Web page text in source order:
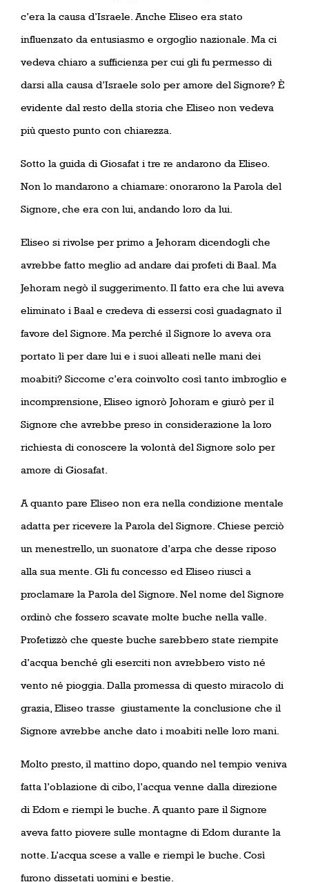
c’era la causa d’Israele. Anche Eliseo era stato
influenzato da entusiasmo e orgoglio nazionale. Ma ci
vedeva chiaro a sufficienza per cui gli fu permesso di
darsi alla causa d’Israele solo per amore del Signore? È
evidente dal resto della storia che Eliseo non vedeva
più questo punto con chiarezza.
Sotto la guida di Giosafat i tre re andarono da Eliseo.
Non lo mandarono a chiamare: onorarono la Parola del
Signore, che era con lui, andando loro da lui.
Eliseo si rivolse per primo a Jehoram dicendogli che
avrebbe fatto meglio ad andare dai profeti di Baal. Ma
Jehoram negò il suggerimento. Il fatto era che lui aveva
eliminato i Baal e credeva di essersi così guadagnato il
favore del Signore. Ma perché il Signore lo aveva ora
portato lì per dare lui e i suoi alleati nelle mani dei
moabiti? Siccome c’era coinvolto così tanto imbroglio e
incomprensione, Eliseo ignorò Johoram e giurò per il
Signore che avrebbe preso in considerazione la loro
richiesta di conoscere la volontà del Signore solo per
amore di Giosafat.
A quanto pare Eliseo non era nella condizione mentale
adatta per ricevere la Parola del Signore. Chiese perciò
un menestrello, un suonatore d’arpa che desse riposo
alla sua mente. Gli fu concesso ed Eliseo riuscì a
proclamare la Parola del Signore. Nel nome del Signore
ordinò che fossero scavate molte buche nella valle.
Profetizzò che queste buche sarebbero state riempite
d’acqua benché gli eserciti non avrebbero visto né
vento né pioggia. Dalla promessa di questo miracolo di
grazia, Eliseo trasse giustamente la conclusione che il
Signore avrebbe anche dato i moabiti nelle loro mani.
Molto presto, il mattino dopo, quando nel tempio veniva
fatta l’oblazione di cibo, l’acqua venne dalla direzione
di Edom e riempì le buche. A quanto pare il Signore
aveva fatto piovere sulle montagne di Edom durante la
notte. L’acqua scese a valle e riempì le buche. Così
furono dissetati uomini e bestie.